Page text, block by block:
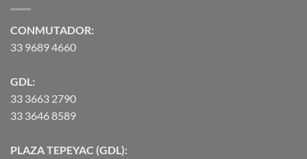
CONMUTADOR:
33 9689 4660
GDL:
33 3663 2790
33 3646 8589
PLAZA TEPEYAC (GDL):